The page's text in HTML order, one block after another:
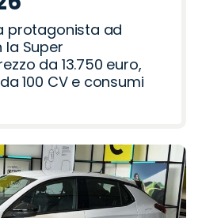
protagonista ad
Super
da 13.750 euro,
100 CV e consumi